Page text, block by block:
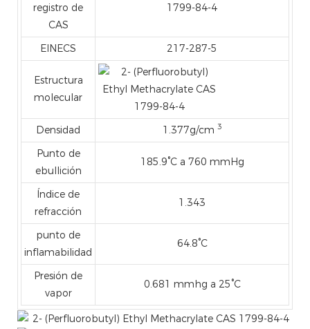
registro de
CAS
1799-84-4
EINECS 217-287-5
Estructura
molecular
Densidad 1.377g/cm 3
Punto de
ebullición
185.9°C a 760 mmHg
Índice de
refracción
1.343
punto de
inflamabilidad
64.8°C
Presión de
vapor
0.681 mmhg a 25°C